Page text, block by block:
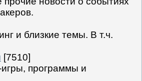
и близкие темы. В т.ч.
[7510]
программы и